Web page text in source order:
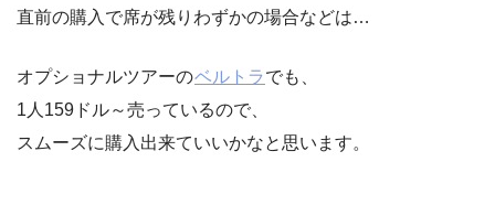
直前の購入で席が残りわずかの場合などは…
オプショナルツアーのベルトラでも、
1人159ドル～売っているので、
スムーズに購入出来ていいかなと思います。